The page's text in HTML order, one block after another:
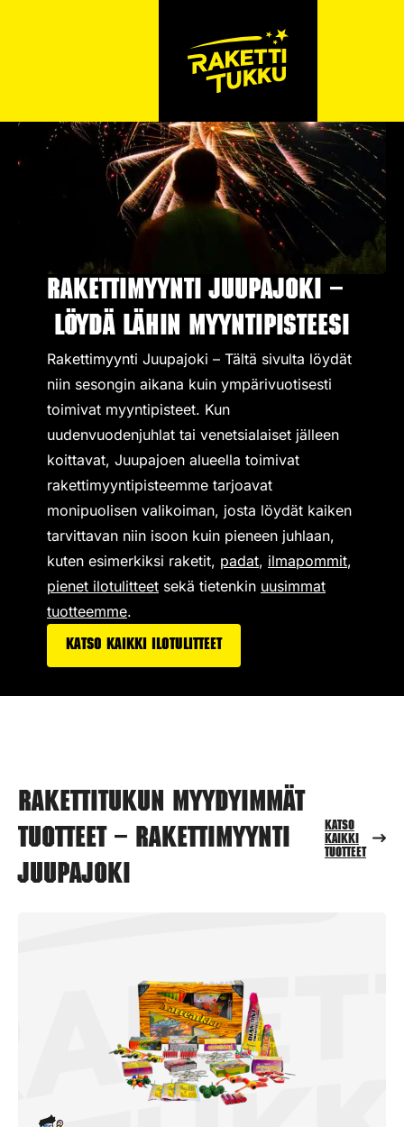
Rakettimyynti Juupajoki –
Löydä lähin myyntipisteesi
Rakettimyynti Juupajoki – Tältä sivulta löydät
niin sesongin aikana kuin ympärivuotisesti
toimivat myyntipisteet. Kun
uudenvuodenjuhlat tai venetsialaiset jälleen
koittavat, Juupajoen alueella toimivat
rakettimyyntipisteemme tarjoavat
monipuolisen valikoiman, josta löydät kaiken
tarvittavan niin isoon kuin pieneen juhlaan,
kuten esimerkiksi raketit, padat, ilmapommit,
pienet ilotulitteet sekä tietenkin uusimmat
tuotteemme.
Katso kaikki ilotulitteet
Rakettitukun myydyimmät
tuotteet – Rakettimyynti
Juupajoki
Katso
kaikki
tuotteet